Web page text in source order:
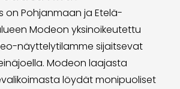
on Pohjanmaan ja Etelä-
Modeon yksinoikeutettu
näyttelytilamme sijaitsevat
Modeon laajasta
löydät monipuoliset